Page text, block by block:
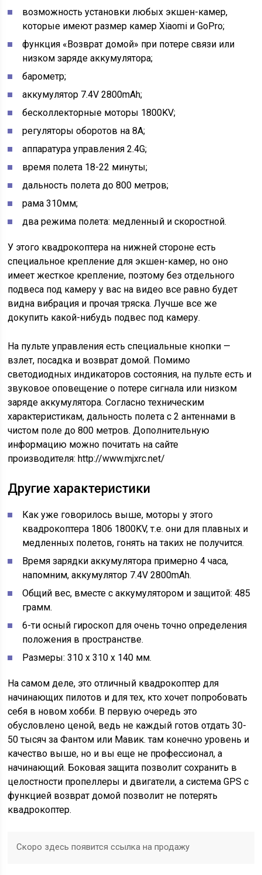
возможность установки любых экшен-камер,
которые имеют размер камер Xiaomi и GoPro;
функция «Возврат домой» при потере связи или
низком заряде аккумулятора;
барометр;
аккумулятор 7.4V 2800mAh;
бесколлекторные моторы 1800KV;
регуляторы оборотов на 8А;
аппаратура управления 2.4G;
время полета 18-22 минуты;
дальность полета до 800 метров;
рама 310мм;
два режима полета: медленный и скоростной.
У этого квадрокоптера на нижней стороне есть
специальное крепление для экшен-камер, но оно
имеет жесткое крепление, поэтому без отдельного
подвеса под камеру у вас на видео все равно будет
видна вибрация и прочая тряска. Лучше все же
докупить какой-нибудь подвес под камеру.
На пульте управления есть специальные кнопки —
взлет, посадка и возврат домой. Помимо
светодиодных индикаторов состояния, на пульте есть и
звуковое оповещение о потере сигнала или низком
заряде аккумулятора. Согласно техническим
характеристикам, дальность полета с 2 антеннами в
чистом поле до 800 метров. Дополнительную
информацию можно почитать на сайте
производителя: http://www.mjxrc.net/
Другие характеристики
Как уже говорилось выше, моторы у этого
квадрокоптера 1806 1800KV, т.е. они для плавных и
медленных полетов, гонять на таких не получится.
Время зарядки аккумулятора примерно 4 часа,
напомним, аккумулятор 7.4V 2800mAh.
Общий вес, вместе с аккумулятором и защитой: 485
грамм.
6-ти осный гироскоп для очень точно определения
положения в пространстве.
Размеры: 310 х 310 х 140 мм.
На самом деле, это отличный квадрокоптер для
начинающих пилотов и для тех, кто хочет попробовать
себя в новом хобби. В первую очередь это
обусловлено ценой, ведь не каждый готов отдать 30-
50 тысяч за Фантом или Мавик. там конечно уровень и
качество выше, но и вы еще не профессионал, а
начинающий. Боковая защита позволит сохранить в
целостности пропеллеры и двигатели, а система GPS с
функцией возврат домой позволит не потерять
квадрокоптер.
Скоро здесь появится ссылка на продажу